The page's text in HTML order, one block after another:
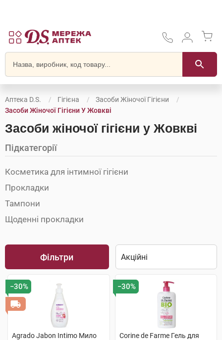
Аптека D.S. Гігієна
Засоби Жіночої Гігієни
Засоби Жіночої Гігієни У Жовкві
Засоби жіночої гігієни у Жовкві
Підкатегорії
Косметика для інтимної гігієни
Прокладки
Тампони
Щоденні прокладки
Фільтри
−30%
Agrado Jabon Intimo Мило
−30%
Corine de Farme Гель для